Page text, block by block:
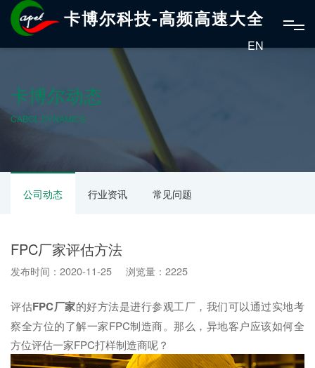
卡博尔科技-高频高速大全
EN
卡博尔动态
CABOL DYNAMICS
公司动态 行业资讯 常见问题
FPC厂家评估方法
发布时间：2020-11-25 浏览量：2225
评估FPC厂家的好方法是进行参观工厂，我们可以通过实地考
察全方位的了解一家FPC制造商。那么，异地客户应该如何全
方位评估一家FPC打样制造商呢？